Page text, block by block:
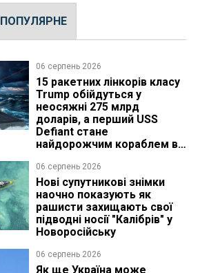
ПОПУЛЯРНЕ
06 серпень 2026
15 ракетних лінкорів класу
Trump обійдуться у
неосяжні 275 млрд
доларів, а перший USS
Defiant стане
найдорожчим кораблем в
06 серпень 2026
Нові супутникові знімки
наочно показують як
рашисти захищають свої
підводні носії "Калібрів" у
Новоросійську
06 серпень 2026
Як ще Україна може